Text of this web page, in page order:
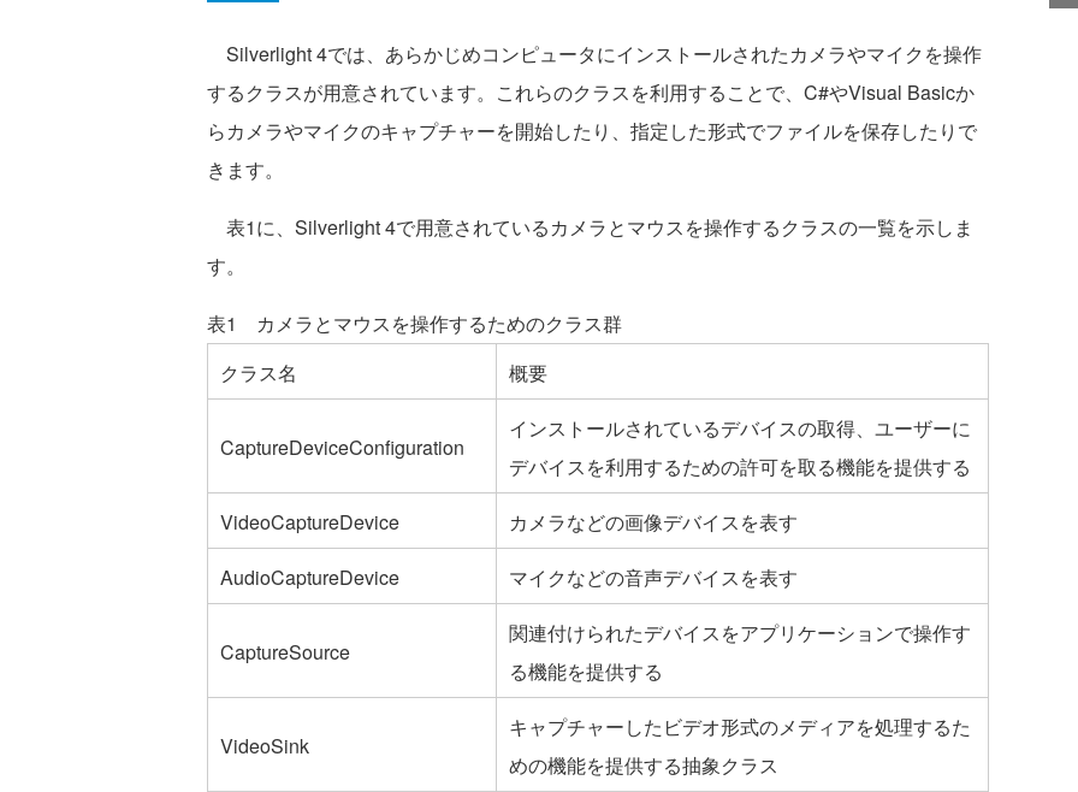
Silverlight 4では、あらかじめコンピュータにインストールされたカメラやマイクを操作
するクラスが用意されています。これらのクラスを利用することで、C#やVisual Basicか
らカメラやマイクのキャプチャーを開始したり、指定した形式でファイルを保存したりで
きます。
表1に、Silverlight 4で用意されているカメラとマウスを操作するクラスの一覧を示しま
す。
表1 カメラとマウスを操作するためのクラス群
クラス名
概要
CaptureDeviceConfiguration
インストールされているデバイスの取得、ユーザーに
デバイスを利用するための許可を取る機能を提供する
VideoCaptureDevice
カメラなどの画像デバイスを表す
AudioCaptureDevice
マイクなどの音声デバイスを表す
CaptureSource
関連付けられたデバイスをアプリケーションで操作す
る機能を提供する
VideoSink
キャプチャーしたビデオ形式のメディアを処理するた
めの機能を提供する抽象クラス